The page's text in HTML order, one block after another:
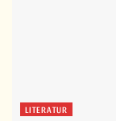
LITERATUR